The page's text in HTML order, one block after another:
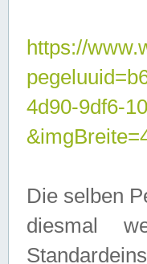
https://
4d90-9df6-
Die selben
diesmal